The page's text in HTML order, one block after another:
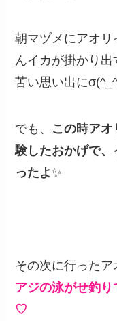
朝マヅメにアオ
んイカが掛かり
苦い思い出に
でも、 この時ア
験したおかげで
ったよ✨
その次に行った
アジの泳がせ釣
♡